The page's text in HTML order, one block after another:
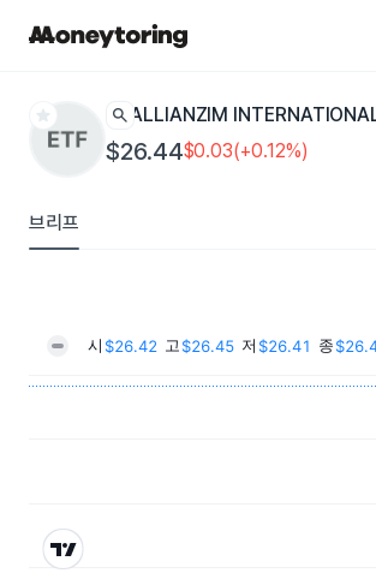
star search ALLIANZIM
$26.44$0.03(+0.12%)
브리프